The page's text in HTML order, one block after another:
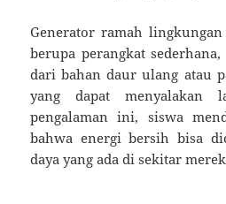
Generator ramah
berupa perangkat
dari bahan daur ulang atau
yang dapat menyalakan
pengalaman ini, siswa
bahwa energi bersih bisa
daya yang ada di sekitar